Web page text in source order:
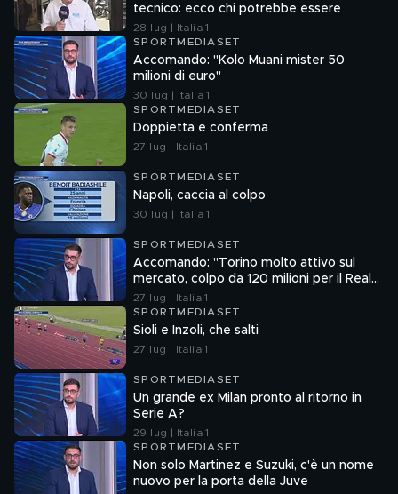
tecnico: ecco chi potrebbe essere
28 lug | Italia 1
SPORTMEDIASET
Accomando: "Kolo Muani mister 50
milioni di euro"
30 lug | Italia 1
SPORTMEDIASET
Doppietta e conferma
27 lug | Italia 1
SPORTMEDIASET
Napoli, caccia al colpo
30 lug | Italia 1
SPORTMEDIASET
Accomando: "Torino molto attivo sul
mercato, colpo da 120 milioni per il Real
Madrid"
27 lug | Italia 1
SPORTMEDIASET
Sioli e Inzoli, che salti
27 lug | Italia 1
SPORTMEDIASET
Un grande ex Milan pronto al ritorno in
Serie A?
29 lug | Italia 1
SPORTMEDIASET
Non solo Martinez e Suzuki, c'è un nome
nuovo per la porta della Juve